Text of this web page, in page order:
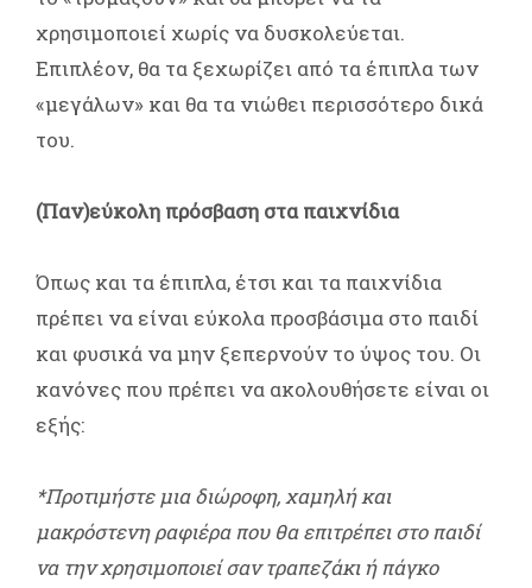
χρησιμοποιεί χωρίς να δυσκολεύεται.
Επιπλέον, θα τα ξεχωρίζει από τα έπιπλα των
«μεγάλων» και θα τα νιώθει περισσότερο δικά
του.
(Παν)εύκολη πρόσβαση στα παιχνίδια
Όπως και τα έπιπλα, έτσι και τα παιχνίδια
πρέπει να είναι εύκολα προσβάσιμα στο παιδί
και φυσικά να μην ξεπερνούν το ύψος του. Οι
κανόνες που πρέπει να ακολουθήσετε είναι οι
εξής:
*Προτιμήστε μια διώροφη, χαμηλή και
μακρόστενη ραφιέρα που θα επιτρέπει στο παιδί
να την χρησιμοποιεί σαν τραπεζάκι ή πάγκο